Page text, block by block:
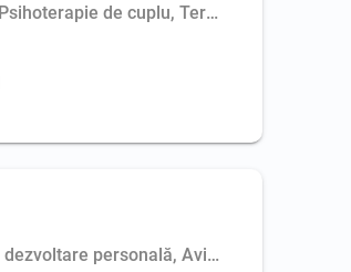
de cuplu, Terapie de familie
personală, Aviz cadru didactic,